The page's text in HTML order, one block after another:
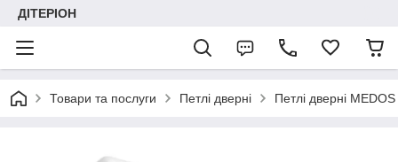
ДІТЕРІОН
Товари та послуги Петлі дверні Петлі дверні MEDOS